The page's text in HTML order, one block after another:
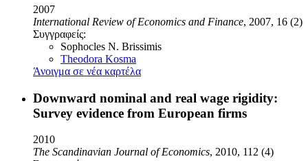
2007
International Review of Economics and Finance, 2007, 16 (2)
Συγγραφείς:
Sophocles N. Brissimis
Theodora Kosma
Άνοιγμα σε νέα καρτέλα
Downward nominal and real wage rigidity:
Survey evidence from European firms
2010
The Scandinavian Journal of Economics, 2010, 112 (4)